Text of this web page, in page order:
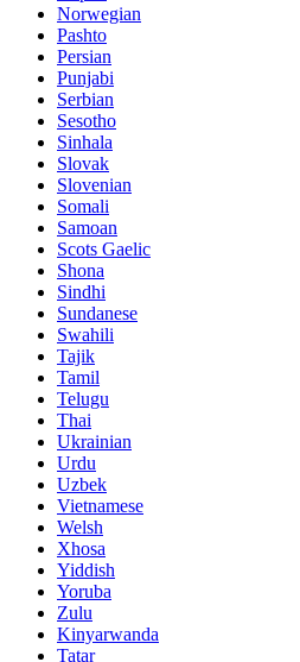
Norwegian
Pashto
Persian
Punjabi
Serbian
Sesotho
Sinhala
Slovak
Slovenian
Somali
Samoan
Scots Gaelic
Shona
Sindhi
Sundanese
Swahili
Tajik
Tamil
Telugu
Thai
Ukrainian
Urdu
Uzbek
Vietnamese
Welsh
Xhosa
Yiddish
Yoruba
Zulu
Kinyarwanda
Tatar